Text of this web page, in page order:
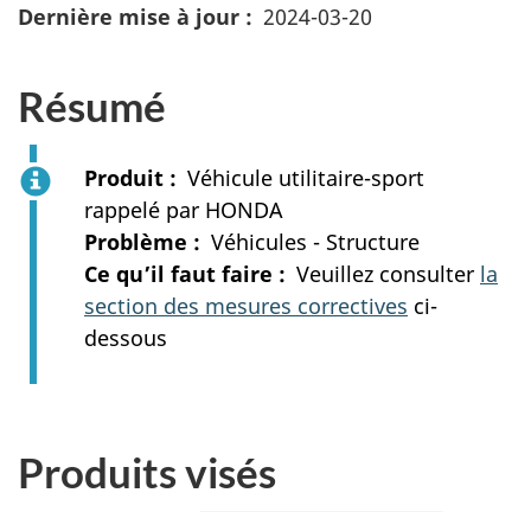
Dernière mise à jour
2024-03-20
Résumé
Produit
Véhicule utilitaire-sport
rappelé par HONDA
Problème
Véhicules - Structure
Ce qu’il faut faire
Veuillez consulter la
section des mesures correctives ci-
dessous
Produits visés